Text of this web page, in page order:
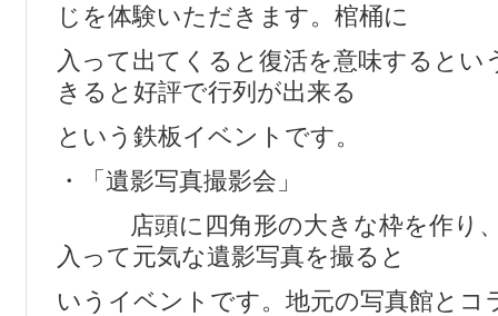
じを体験いただきます。棺桶に
入って出てくると復活を意味するとい
きると好評で行列が出来る
という鉄板イベントです。
・「遺影写真撮影会」
店頭に四角形の大きな枠を作り、
入って元気な遺影写真を撮ると
いうイベントです。地元の写真館とコ